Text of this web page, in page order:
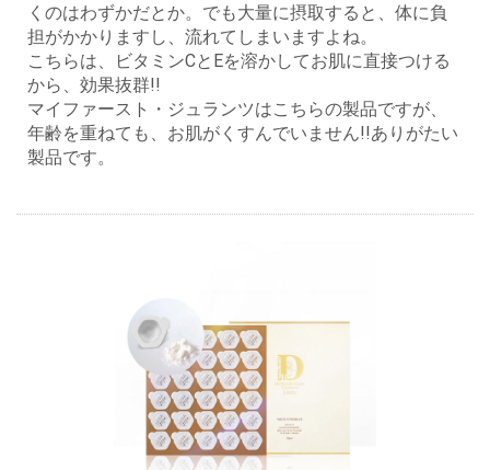
くのはわずかだとか。でも大量に摂取すると、体に負
担がかかりますし、流れてしまいますよね。
こちらは、ビタミンCとEを溶かしてお肌に直接つける
から、効果抜群!!
マイファースト・ジュランツはこちらの製品ですが、
年齢を重ねても、お肌がくすんでいません!!ありがたい
製品です。